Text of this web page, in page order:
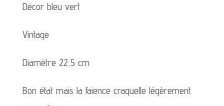
Décor bleu vert
Vintage
Diamètre 22,5 cm
Bon état mais la faience craquelle légèrement